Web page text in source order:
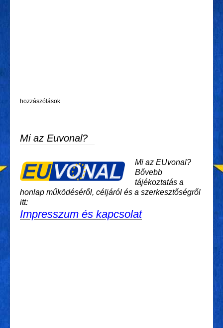
hozzászólások
Mi az Euvonal?
Mi az EUvonal?
Bővebb
tájékoztatás a
honlap működéséről, céljáról és a szerkesztőségről
itt:
Impresszum és kapcsolat